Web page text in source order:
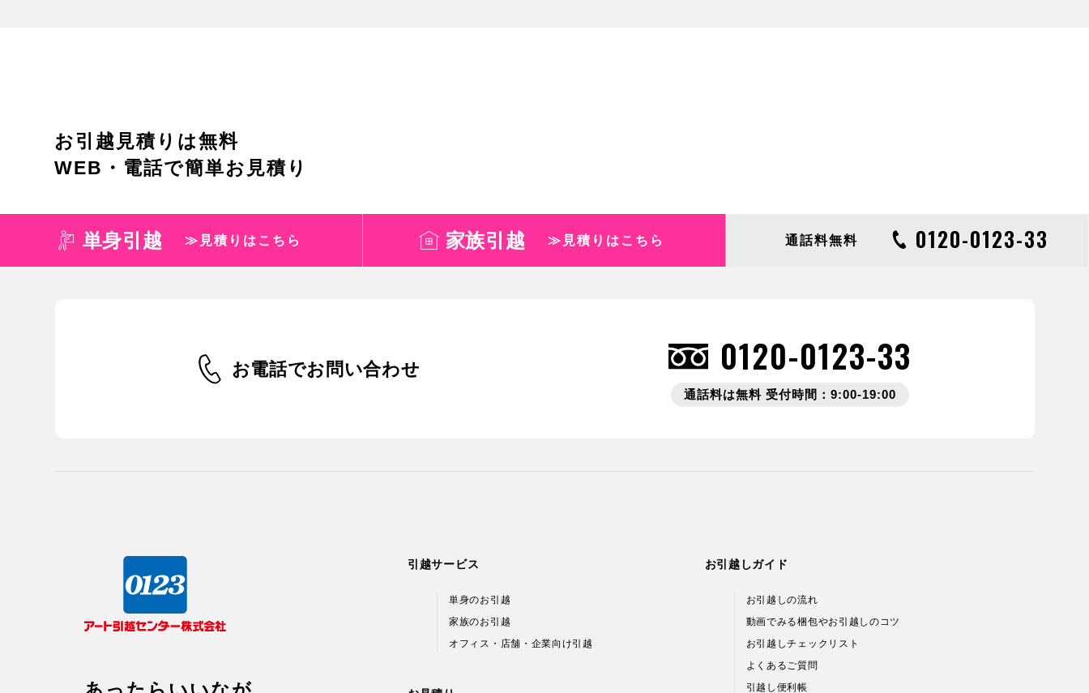
お引越見積りは無料
WEB・電話で簡単お見積り
単身引越 ≫見積りはこちら 家族引越 ≫見積りはこちら 通話料無料 0120-0123-33
お電話でお問い合わせ 0120-0123-33
通話料は無料 受付時間：9:00-19:00
引越サービス
単身のお引越
家族のお引越
オフィス・店舗・企業向け引越
お引越しガイド
お引越しの流れ
動画でみる梱包やお引越しのコツ
お引越しチェックリスト
よくあるご質問
引越し便利帳